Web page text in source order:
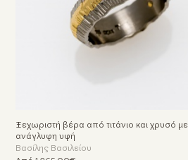
Ξεχωριστή βέρα από τιτάνιο και χρυσό με
ανάγλυφη υφή
Βασίλης Βασιλείου